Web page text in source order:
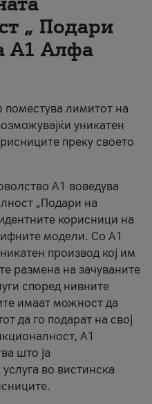
„ Подари
А1 Алфа
поместува лимитот на
уникатен
преку своето
А1 воведува
„Подари на
корисници на
модели. Со A1
производ кој им
размена на зачуваните
според нивните
имаат можност да
да го подарат на свој
А1
што ја
во вистинска